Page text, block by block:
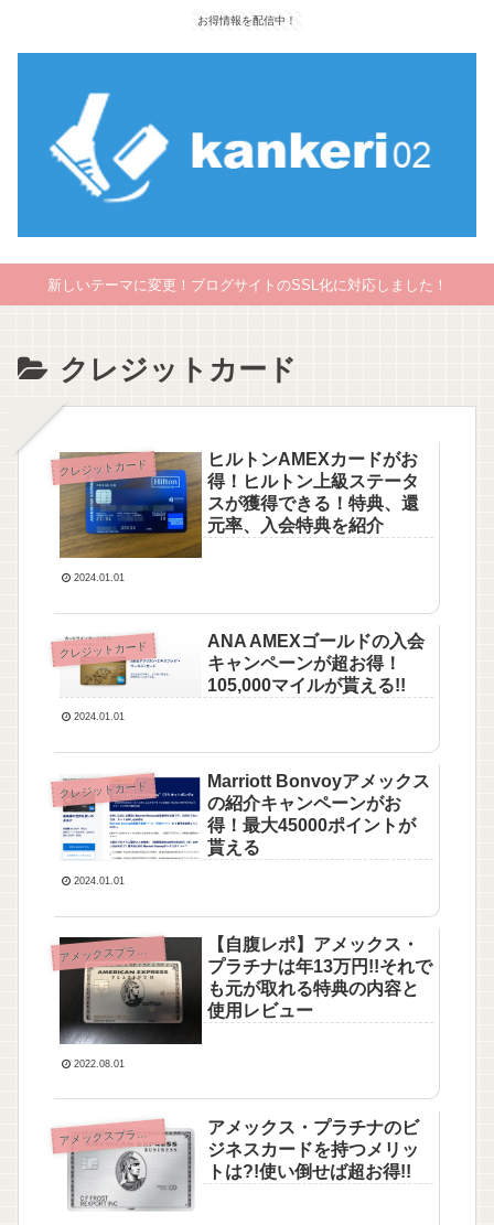
お得情報を配信中！
新しいテーマに変更！ブログサイトのSSL化に対応しました！
クレジットカード
クレジットカード
ヒルトンAMEXカードがお
得！ヒルトン上級ステータ
スが獲得できる！特典、還
元率、入会特典を紹介
2024.01.01
クレジットカード
ANA AMEXゴールドの入会
キャンペーンが超お得！
105,000マイルが貰える!!
2024.01.01
クレジットカード
Marriott Bonvoyアメックス
の紹介キャンペーンがお
得！最大45000ポイントが
貰える
2024.01.01
ア メックスプラチナ（AMEX PLATINUM）
【自腹レポ】アメックス・
プラチナは年13万円!!それで
も元が取れる特典の内容と
使用レビュー
2022.08.01
ア メックスプラチナ（AMEX PLATINUM）
アメックス・プラチナのビ
ジネスカードを持つメリッ
トは?!使い倒せば超お得!!